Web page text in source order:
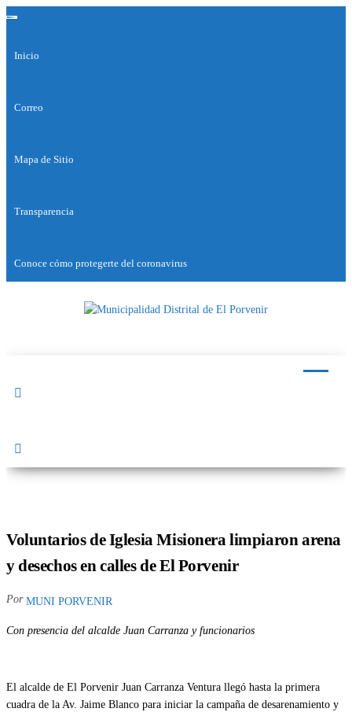
Saltar
Alternar la navegación
Inicio
Correo
Mapa de Sitio
Transparencia
Conoce cómo protegerte del coronavirus
Voluntarios de Iglesia Misionera limpiaron arena
y desechos en calles de El Porvenir
Por MUNI PORVENIR
Con presencia del alcalde Juan Carranza y funcionarios
El alcalde de El Porvenir Juan Carranza Ventura llegó hasta la primera
cuadra de la Av. Jaime Blanco para iniciar la campaña de desarenamiento y